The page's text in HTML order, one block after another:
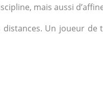
mais aussi
Un joueur de